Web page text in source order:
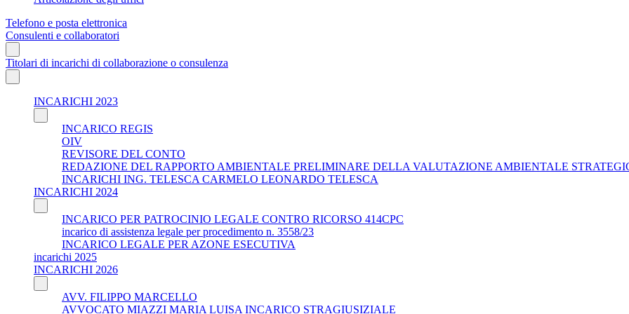
Telefono e posta elettronica
Consulenti e collaboratori
Titolari di incarichi di collaborazione o consulenza
INCARICHI 2023
INCARICO REGIS
OIV
REVISORE DEL CONTO
REDAZIONE DEL RAPPORTO AMBIENTALE PRELIMINARE DELLA VALUTAZIONE AMBIENTALE
INCARICHI ING. TELESCA CARMELO LEONARDO TELESCA
INCARICHI 2024
INCARICO PER PATROCINIO LEGALE CONTRO RICORSO 414CPC
incarico di assistenza legale per procedimento n. 3558/23
INCARICO LEGALE PER AZONE ESECUTIVA
incarichi 2025
INCARICHI 2026
AVV. FILIPPO MARCELLO
AVVOCATO MIAZZI MARIA LUISA INCARICO STRAGIUSIZIALE